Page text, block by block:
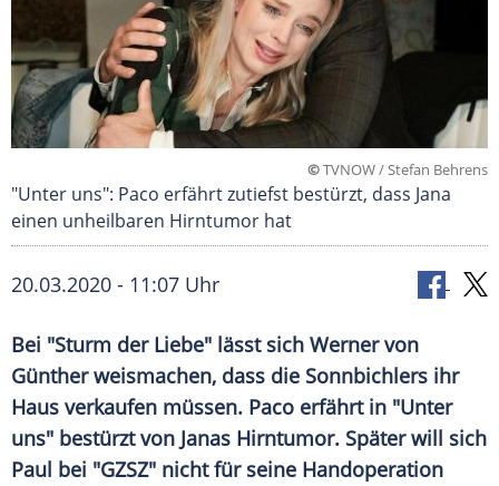
©TVNOW / Stefan Behrens
"Unter uns": Paco erfährt zutiefst bestürzt, dass Jana
einen unheilbaren Hirntumor hat
20.03.2020 - 11:07 Uhr
Bei "Sturm der Liebe" lässt sich Werner von
Günther weismachen, dass die Sonnbichlers ihr
Haus verkaufen müssen. Paco erfährt in "Unter
uns" bestürzt von Janas Hirntumor. Später will sich
Paul bei "GZSZ" nicht für seine Handoperation